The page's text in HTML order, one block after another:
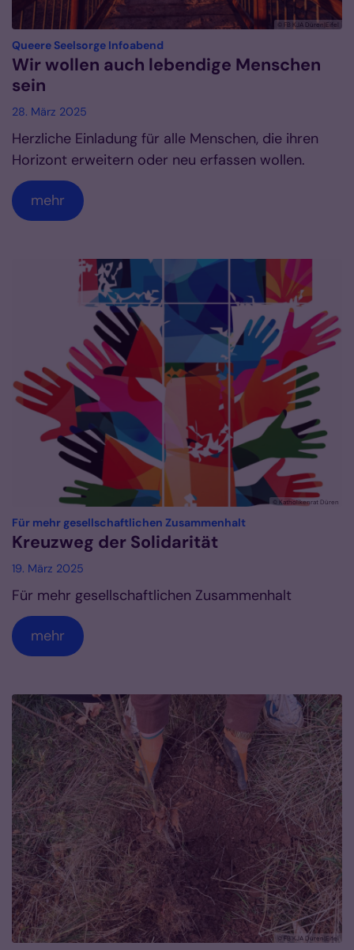
© FB KJA Düren|Eifel
Queere Seelsorge Infoabend
Wir wollen auch lebendige Menschen
sein
28. März 2025
Herzliche Einladung für alle Menschen, die ihren
Horizont erweitern oder neu erfassen wollen.
mehr
© Katholikenrat Düren
Für mehr gesellschaftlichen Zusammenhalt:
Kreuzweg der Solidarität
19. März 2025
Für mehr gesellschaftlichen Zusammenhalt
mehr
© FB KJA Düren|Eifel